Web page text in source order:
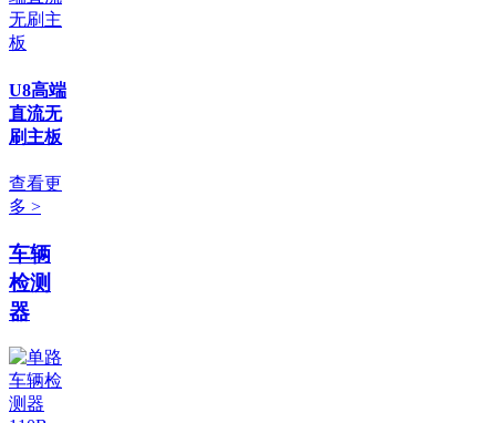
U8高端
直流无
刷主板
查看更
多 >
车辆
检测
器